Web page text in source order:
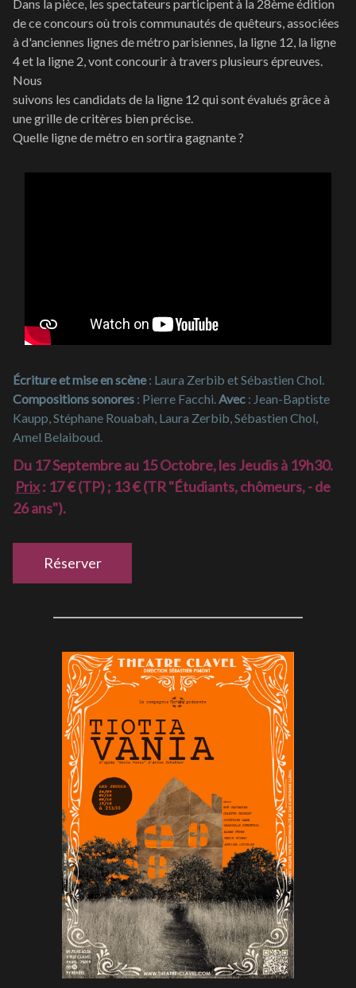
Dans la pièce, les spectateurs participent à la 28ème édition
de ce concours où trois communautés de quêteurs, associées
à d'anciennes lignes de métro parisiennes, la ligne 12, la ligne
4 et la ligne 2, vont concourir à travers plusieurs épreuves.
Nous
suivons les candidats de la ligne 12 qui sont évalués grâce à
une grille de critères bien précise.
Quelle ligne de métro en sortira gagnante ?
Écriture et mise en scène: Laura Zerbib et Sébastien Chol.
Compositions sonores : Pierre Facchi.Avec : Jean-Baptiste
Kaupp, Stéphane Rouabah, Laura Zerbib, Sébastien Chol,
Amel Belaiboud.
Du 17 Septembre au 15 Octobre, les Jeudis à 19h30.
Prix: 17 € (TP) ; 13 € (TR "Étudiants, chômeurs, - de
26 ans").
Réserver